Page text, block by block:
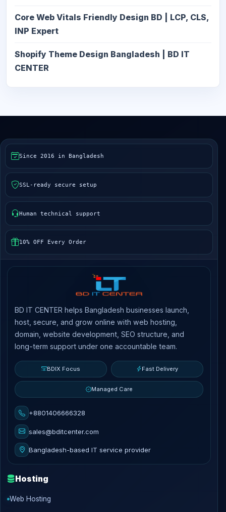
Core Web Vitals Friendly Design BD | LCP, CLS,
INP Expert
Shopify Theme Design Bangladesh | BD IT
CENTER
Since 2016 in Bangladesh
SSL-ready secure setup
Human technical support
10% OFF Every Order
BD IT CENTER helps Bangladesh businesses launch,
host, secure, and grow online with web hosting,
domain, website development, SEO structure, and
long-term support under one accountable team.
BDIX Focus Fast Delivery
Managed Care
+8801406666328
sales@bditcenter.com
Bangladesh-based IT service provider
Hosting
Web Hosting